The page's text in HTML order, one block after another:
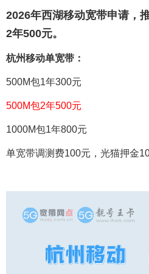
2026年西湖移动宽带申请，
2年500元。
杭州移动单宽带：
500M包1年300元
500M包2年500元
1000M包1年800元
单宽带调测费100元，光猫押金10